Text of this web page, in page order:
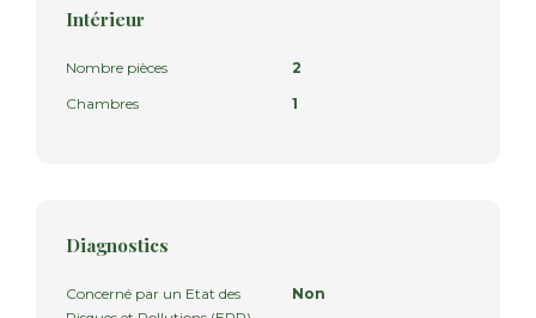
Intérieur
Nombre pièces
2
Chambres
1
Diagnostics
Concerné par un Etat des
Non